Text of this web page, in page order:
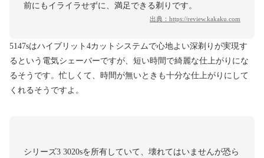
前にもイライラせずに、満足できる剃りです。
出典： https://review.kakaku.com
5147sはハイブリット4カットシステムで心地よい深剃りが実現す
るという電気シェーバーですが、短い時間で綺麗な仕上がりにな
るそうです。忙しくて、時間が無いときも十分な仕上がりにして
くれるそうですよ。
シリーズ3 3020sを所有していて、壊れてはいませんが恐ら